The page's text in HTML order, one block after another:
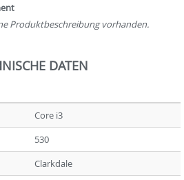
Produktbeschreibung vorhanden.
DATEN
Core i3
530
Clarkdale